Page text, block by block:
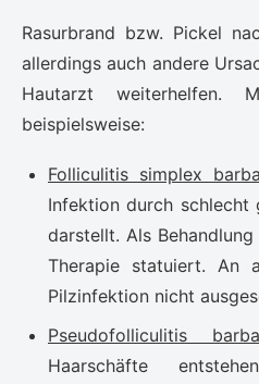
Rasurbrand bzw. Pickel
allerdings auch andere
Hautarzt weiterhelfen.
beispielsweise:
Folliculitis simplex
Infektion durch schlecht
darstellt. Als
Therapie statuiert. An
Pilzinfektion nicht
Pseudofolliculitis
Haarschäfte